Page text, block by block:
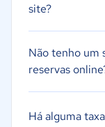
site?
Não tenho um
reservas
Há alguma